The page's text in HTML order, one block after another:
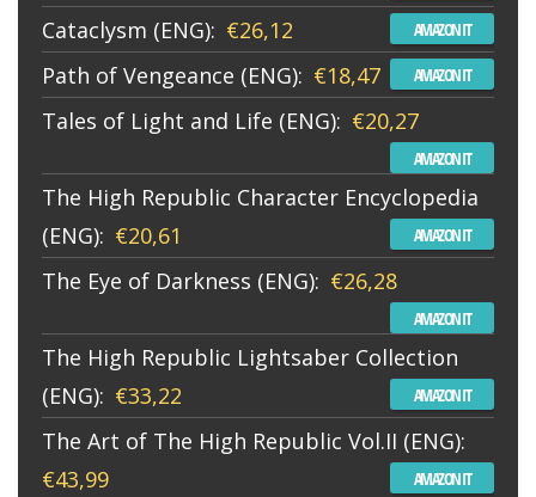
Cataclysm (ENG): €26,12 AMAZON IT
Path of Vengeance (ENG): €18,47 AMAZON IT
Tales of Light and Life (ENG): €20,27
AMAZON IT
The High Republic Character Encyclopedia
(ENG): €20,61 AMAZON IT
The Eye of Darkness (ENG): €26,28
AMAZON IT
The High Republic Lightsaber Collection
(ENG): €33,22 AMAZON IT
The Art of The High Republic Vol.II (ENG):
€43,99
AMAZON IT